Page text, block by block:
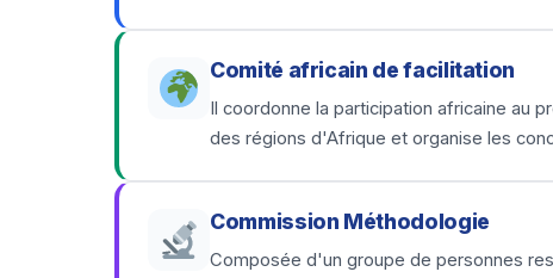
Comité africain de facilitation
Il coordonne la participation africaine au
des régions d'Afrique et organise les
Commission Méthodologie
Composée d'un groupe de personnes